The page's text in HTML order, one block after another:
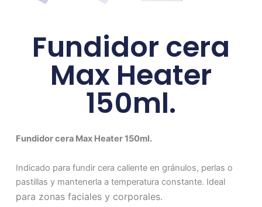
Fundidor cera
Max Heater
150ml.
Fundidor cera Max Heater 150ml.
Indicado para fundir cera caliente en gránulos, perlas o
pastillas y mantenerla a temperatura constante. Ideal
para zonas faciales y corporales.